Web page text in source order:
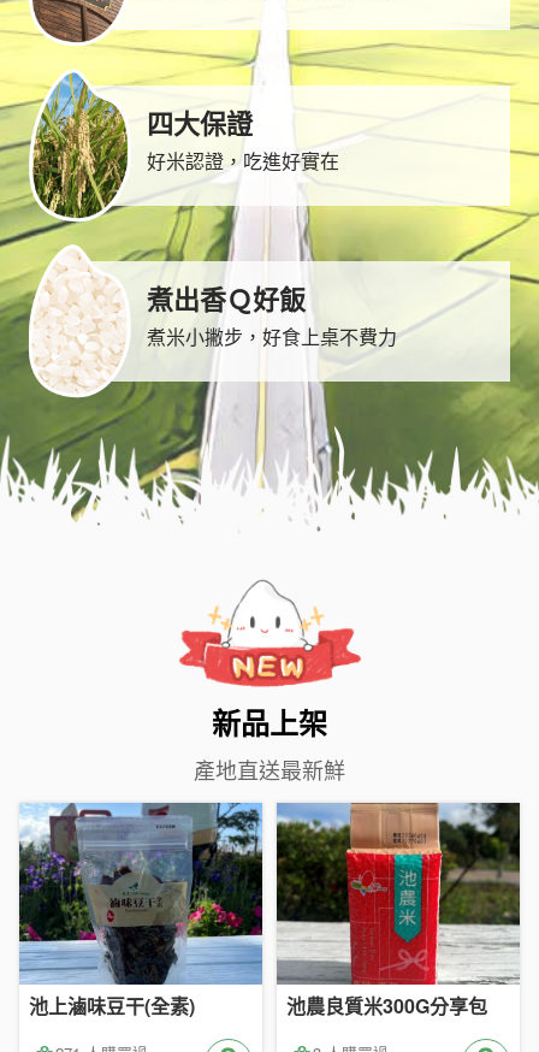
四大保證
好米認證，吃進好實在
煮出香Ｑ好飯
煮米小撇步，好食上桌不費力
新品上架
產地直送最新鮮
池上滷味豆干(全素) 池農良質米300G分享包